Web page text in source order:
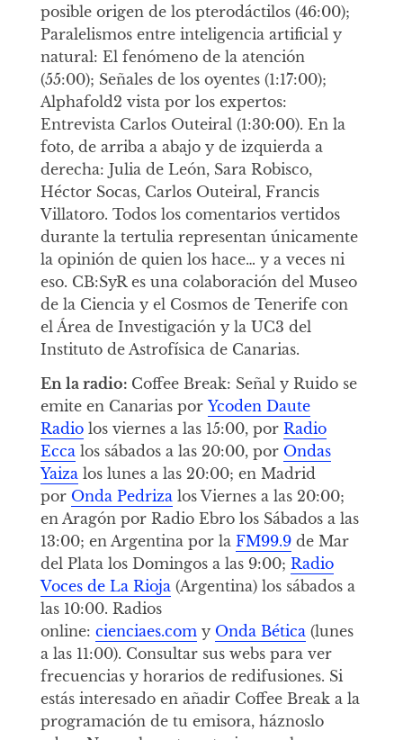
posible origen de los pterodáctilos (46:00);
Paralelismos entre inteligencia artificial y
natural: El fenómeno de la atención
(55:00); Señales de los oyentes (1:17:00);
Alphafold2 vista por los expertos:
Entrevista Carlos Outeiral (1:30:00). En la
foto, de arriba a abajo y de izquierda a
derecha: Julia de León, Sara Robisco,
Héctor Socas, Carlos Outeiral, Francis
Villatoro. Todos los comentarios vertidos
durante la tertulia representan únicamente
la opinión de quien los hace… y a veces ni
eso. CB:SyR es una colaboración del Museo
de la Ciencia y el Cosmos de Tenerife con
el Área de Investigación y la UC3 del
Instituto de Astrofísica de Canarias.
En la radio: Coffee Break: Señal y Ruido se
emite en Canarias por Ycoden Daute
Radiolos viernes a las 15:00, por Radio
Ecca los sábados a las 20:00, por Ondas
Yaiza los lunes a las 20:00; en Madrid
por Onda Pedriza los Viernes a las 20:00;
en Aragón por Radio Ebro los Sábados a las
13:00; en Argentina por la FM99.9de Mar
del Plata los Domingos a las 9:00; Radio
Voces de La Rioja (Argentina) los sábados a
las 10:00. Radios
online: cienciaes.com y Onda Bética (lunes
a las 11:00). Consultar sus webs para ver
frecuencias y horarios de redifusiones. Si
estás interesado en añadir Coffee Break a la
programación de tu emisora, háznoslo